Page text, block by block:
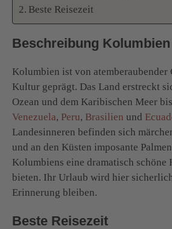
Beste Reisezeit
Beschreibung Kolumbien
Kolumbien ist von atemberaubender
Kultur geprägt. Das Land erstreckt
Ozean und dem Karibischen Meer
Venezuela, Peru, Brasilien und
Landesinneren befinden sich
und an den Küsten imposante
Kolumbiens eine dramatisch schöne
bieten. Ihr Urlaub wird hier
Erinnerung bleiben.
Beste Reisezeit